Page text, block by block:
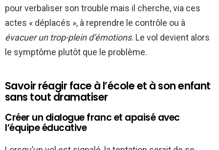
pour verbaliser son trouble mais il cherche, via ces
actes « déplacés », à reprendre le contrôle ou à
évacuer un trop-plein d’émotions. Le vol devient alors
le symptôme plutôt que le problème.
Savoir réagir face à l’école et à son enfant
sans tout dramatiser
Créer un dialogue franc et apaisé avec
l’équipe éducative